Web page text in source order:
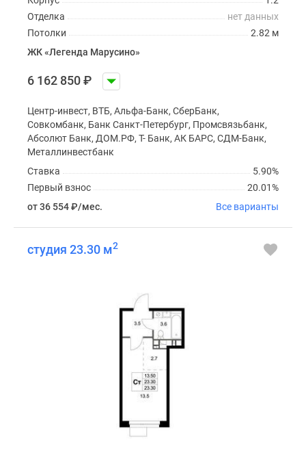
нет данных
Отделка
2.82 м
Потолки
ЖК «Легенда Марусино»
6 162 850₽
Центр-инвест, ВТБ, Альфа-Банк, СберБанк,
Совкомбанк, Банк Санкт-Петербург, Промсвязьбанк,
Абсолют Банк, ДОМ.РФ, Т- Банк, АК БАРС, СДМ-Банк,
Металлинвестбанк
5.90%
Ставка
20.01%
Первый взнос
от 36 554₽/мес. Все варианты
студия 23.30 м2